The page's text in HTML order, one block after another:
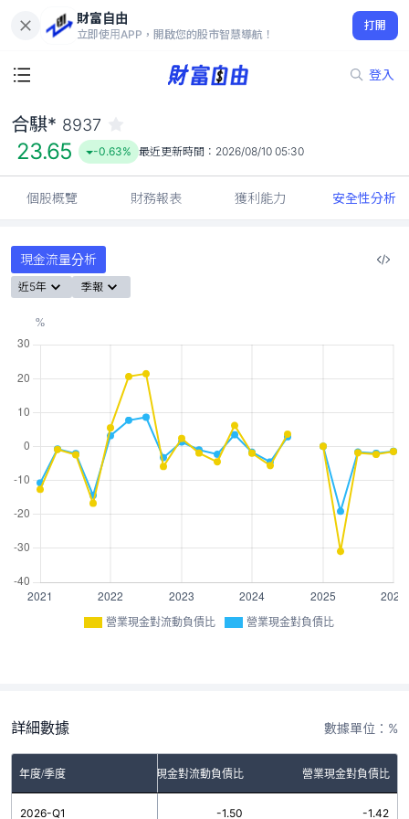
財富自由
立即使用APP，開啟您的股市智慧導航！
打開
登入
23.65
-0.63%
合騏* 8937
23.65 -0.63% 最近更新時間： 2026/08/10 05:30
個股概覽 財務報表 獲利能力 安全性分析
現金流量分析
近5年 季報
營業現金對流動負債比 營業現金對負債比
詳細數據 數據單位：%
年度/季度 營業現金對流動負債比 營業現金對負債比
2026-Q1 -1.50 -1.42